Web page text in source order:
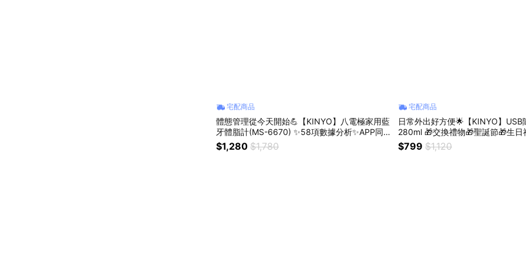
宅配商品
體態管理從今天開始💪【KINYO】八電極家用藍
牙體脂計(MS-6670) ✨58項數據分析✨APP同
步追蹤✨體態管理必備 (SHOPPING99)
$1,280 $1,780
宅配商品
日常外出好方便🌟【KINYO】USB
280ml 🎁交換禮物🎁聖誕節🎁生日
選 (SHOPPING99)
$799 $1,120